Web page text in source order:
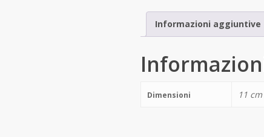
Informazioni aggiuntive
Dimensioni 11 cm